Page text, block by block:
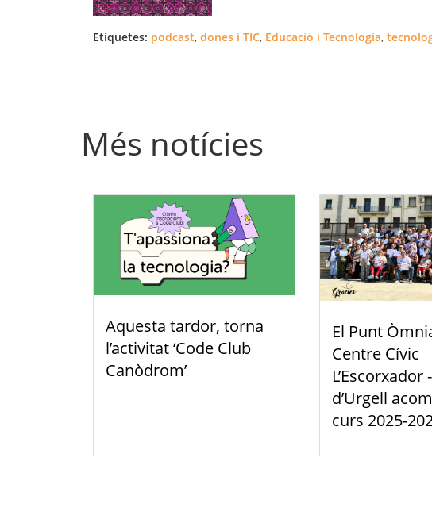
Etiquetes: podcast, dones i TIC, Educació i Tecnologia,
Més notícies
Aquesta tardor, torna
l’activitat ‘Code Club
Canòdrom’
El Punt
Centre Cívic
L’Escorxador
d’Urgell
curs 2025-